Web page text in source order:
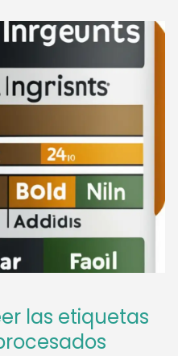
las etiquetas